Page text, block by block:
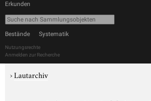
Erkunden
Bestände Systematik
Nutzungsrechte
Anmelden zur Recherche
›Lautarchiv